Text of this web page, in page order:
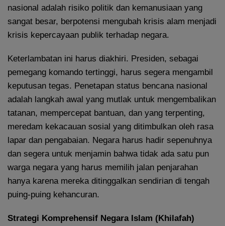
nasional adalah risiko politik dan kemanusiaan yang
sangat besar, berpotensi mengubah krisis alam menjadi
krisis kepercayaan publik terhadap negara.
Keterlambatan ini harus diakhiri. Presiden, sebagai
pemegang komando tertinggi, harus segera mengambil
keputusan tegas. Penetapan status bencana nasional
adalah langkah awal yang mutlak untuk mengembalikan
tatanan, mempercepat bantuan, dan yang terpenting,
meredam kekacauan sosial yang ditimbulkan oleh rasa
lapar dan pengabaian. Negara harus hadir sepenuhnya
dan segera untuk menjamin bahwa tidak ada satu pun
warga negara yang harus memilih jalan penjarahan
hanya karena mereka ditinggalkan sendirian di tengah
puing-puing kehancuran.
Strategi Komprehensif Negara Islam (Khilafah)